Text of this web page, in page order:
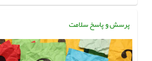
پرسش و پاسخ سلامت